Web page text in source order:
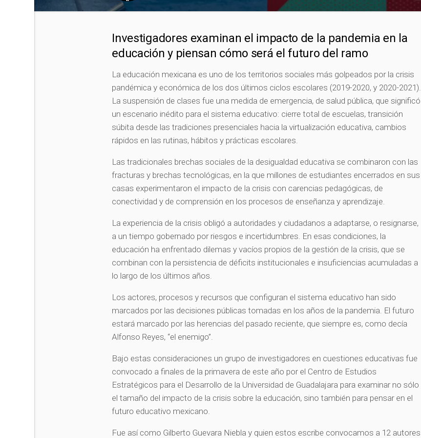
Investigadores examinan el impacto de la pandemia en la
educación y piensan cómo será el futuro del ramo
La educación mexicana es uno de los territorios sociales más golpeados por la crisis
pandémica y económica de los dos últimos ciclos escolares (2019-2020, y 2020-2021).
La suspensión de clases fue una medida de emergencia, de salud pública, que significó
un escenario inédito para el sistema educativo: cierre total de escuelas, transición
súbita desde las tradiciones presenciales hacia la virtualización educativa, cambios
rápidos en las rutinas, hábitos y prácticas escolares.
Las tradicionales brechas sociales de la desigualdad educativa se combinaron con las
fracturas y brechas tecnológicas, en la que millones de estudiantes encerrados en sus
casas experimentaron el impacto de la crisis con carencias pedagógicas, de
conectividad y de comprensión en los procesos de enseñanza y aprendizaje.
La experiencia de la crisis obligó a autoridades y ciudadanos a adaptarse, o resignarse,
a un tiempo gobernado por riesgos e incertidumbres. En esas condiciones, la
educación ha enfrentado dilemas y vacíos propios de la gestión de la crisis, que se
combinan con la persistencia de déficits institucionales e insuficiencias acumuladas a
lo largo de los últimos años.
Los actores, procesos y recursos que configuran el sistema educativo han sido
marcados por las decisiones públicas tomadas en los años de la pandemia. El futuro
estará marcado por las herencias del pasado reciente, que siempre es, como decía
Alfonso Reyes, “el enemigo”.
Bajo estas consideraciones un grupo de investigadores en cuestiones educativas fue
convocado a finales de la primavera de este año por el Centro de Estudios
Estratégicos para el Desarrollo de la Universidad de Guadalajara para examinar no sólo
el tamaño del impacto de la crisis sobre la educación, sino también para pensar en el
futuro educativo mexicano.
Fue así como Gilberto Guevara Niebla y quien estos escribe convocamos a 12 autores